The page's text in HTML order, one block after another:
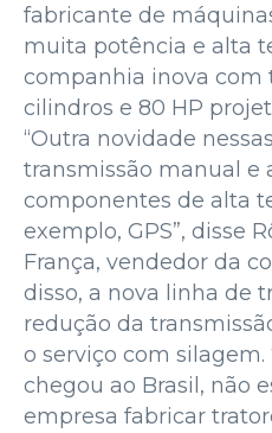
fabricante de
muita potência e alta
companhia inova com
cilindros e 80 HP
“Outra novidade
transmissão manual e
componentes de alta
exemplo, GPS”, disse
França, vendedor da
disso, a nova linha de
redução da
o serviço com silagem.
chegou ao Brasil, não
empresa fabricar